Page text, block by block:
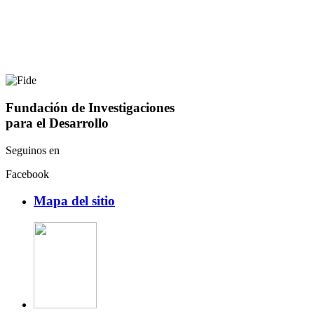
Fundación de Investigaciones
para el Desarrollo
Seguinos en
Facebook
Mapa del sitio